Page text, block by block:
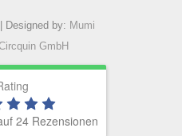
| Designed by: Mumi
GmbH
24 Rezensionen